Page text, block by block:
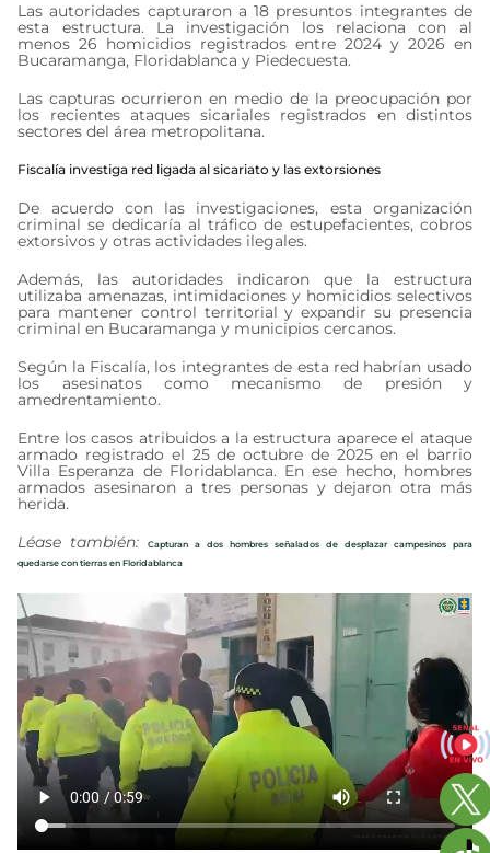
Las autoridades capturaron a 18 presuntos integrantes de
esta estructura. La investigación los relaciona con al
menos 26 homicidios registrados entre 2024 y 2026 en
Bucaramanga, Floridablanca y Piedecuesta.
Las capturas ocurrieron en medio de la preocupación por
los recientes ataques sicariales registrados en distintos
sectores del área metropolitana.
Fiscalía investiga red ligada al sicariato y las extorsiones
De acuerdo con las investigaciones, esta organización
criminal se dedicaría al tráfico de estupefacientes, cobros
extorsivos y otras actividades ilegales.
Además, las autoridades indicaron que la estructura
utilizaba amenazas, intimidaciones y homicidios selectivos
para mantener control territorial y expandir su presencia
criminal en Bucaramanga y municipios cercanos.
Según la Fiscalía, los integrantes de esta red habrían usado
los asesinatos como mecanismo de presión y
amedrentamiento.
Entre los casos atribuidos a la estructura aparece el ataque
armado registrado el 25 de octubre de 2025 en el barrio
Villa Esperanza de Floridablanca. En ese hecho, hombres
armados asesinaron a tres personas y dejaron otra más
herida.
Léase también:Capturan a dos hombres señalados de desplazar campesinos para
quedarse con tierras en Floridablanca